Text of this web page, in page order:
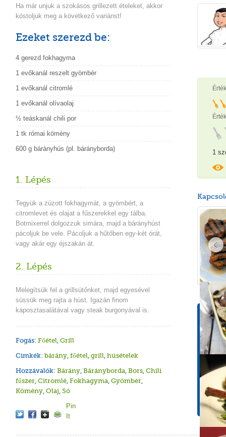
Ha már unjuk a szokásos grillezett ételeket, akkor
kóstoljuk meg a következő variánst!
Ezeket szerezd be:
4 gerezd fokhagyma
1 evőkanál reszelt gyömbér
1 evőkanál citromlé
1 evőkanál olívaolaj
½ teáskanál chili por
1 tk római kömény
600 g bárányhús (pl. bárányborda)
1. Lépés
Tegyük a zúzott fokhagymát, a gyömbért, a
citromlevet és olajat a fűszerekkel egy tálba.
Botmixerrel dolgozzuk simára, majd a bárányhúst
pácoljuk be vele. Pácoljuk a hűtőben egy-két órát,
vagy akár egy éjszakán át.
2. Lépés
Melegítsük fel a grillsütőnket, majd egyesével
süssük meg rajta a húst. Igazán finom
káposztasalátával vagy steak burgonyával is.
Fogás: Főétel, Grill
Cimkék: bárány, főétel, grill, húsételek
Hozzávalók: Bárány, Bárányborda, Bors, Chili
fűszer, Citromlé, Fokhagyma, Gyömbér,
Kömény, Olaj, Só
Pin
It
1
1
227
1g
Só
0.2g